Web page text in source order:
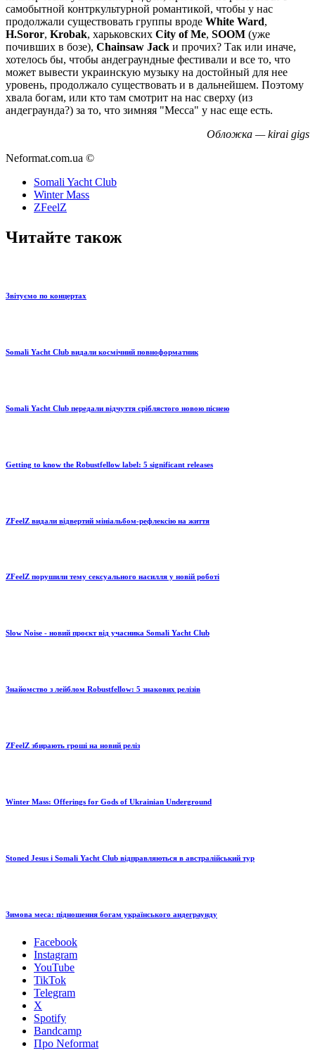
самобытной контркультурной романтикой, чтобы у нас
продолжали существовать группы вроде White Ward,
H.Soror, Krobak, харьковских City of Me, SOOM (уже
почивших в бозе), Chainsaw Jack и прочих? Так или иначе,
хотелось бы, чтобы андеграундные фестивали и все то, что
может вывести украинскую музыку на достойный для нее
уровень, продолжало существовать и в дальнейшем. Поэтому
хвала богам, или кто там смотрит на нас сверху (из
андеграунда?) за то, что зимняя "Месса" у нас еще есть.
Обложка — kirai gigs
Neformat.com.ua ©
Somali Yacht Club
Winter Mass
ZFeelZ
Читайте також
Звітуємо по концертах
Somali Yacht Club видали космічний повноформатник
Somali Yacht Club передали відчуття сріблястого новою піснею
Getting to know the Robustfellow label: 5 significant releases
ZFeelZ видали відвертий мініальбом-рефлексію на життя
ZFeelZ порушили тему сексуального насилля у новій роботі
Slow Noise - новий проєкт від учасника Somali Yacht Club
Знайомство з лейблом Robustfellow: 5 знакових релізів
ZFeelZ збирають гроші на новий реліз
Winter Mass: Offerings for Gods of Ukrainian Underground
Stoned Jesus i Somali Yacht Club відправляються в австралійський тур
Зимова меса: підношення богам українського андеграунду
Facebook
Instagram
YouTube
TikTok
Telegram
X
Spotify
Bandcamp
Про Neformat